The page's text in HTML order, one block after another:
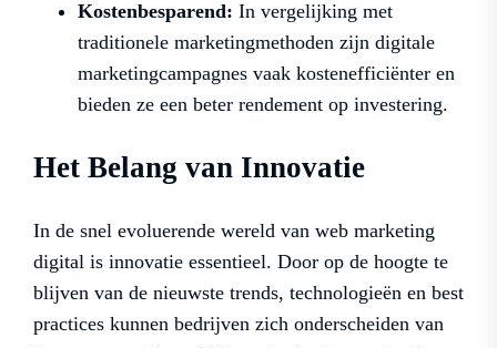
Kostenbesparend: In vergelijking met
traditionele marketingmethoden zijn digitale
marketingcampagnes vaak kostenefficiënter en
bieden ze een beter rendement op investering.
Het Belang van Innovatie
In de snel evoluerende wereld van web marketing
digital is innovatie essentieel. Door op de hoogte te
blijven van de nieuwste trends, technologieën en best
practices kunnen bedrijven zich onderscheiden van